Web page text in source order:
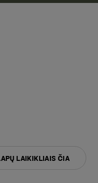
LAIKIKLIAIS ČIA